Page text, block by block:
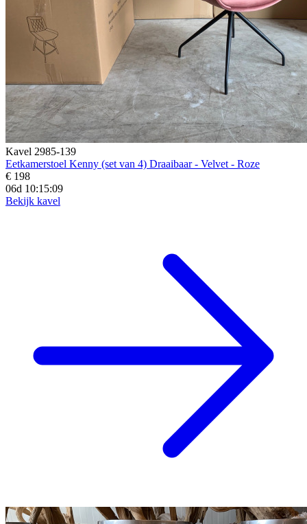
Kavel 2985-139
Eetkamerstoel Kenny (set van 4) Draaibaar - Velvet - Roze
€ 198
06d 10:15:07
Bekijk kavel